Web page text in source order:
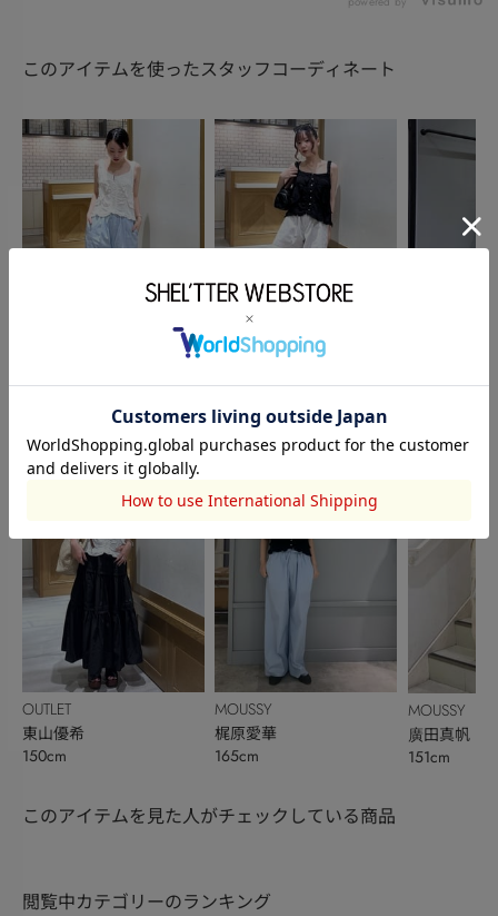
このアイテムを使ったスタッフコーディネート
OUTLET
東山優希
150cm
145cm
MOUSSY
梶原愛華
165cm
MOUSSY
廣田真帆
151cm
このアイテムを見た人がチェックしている商品
閲覧中カテゴリーのランキング